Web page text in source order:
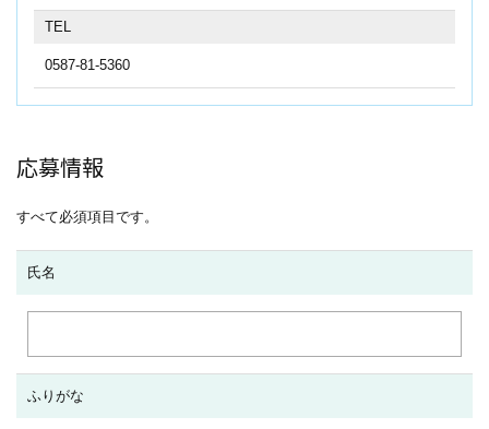
TEL
0587-81-5360
応募情報
すべて必須項目です。
氏名
ふりがな